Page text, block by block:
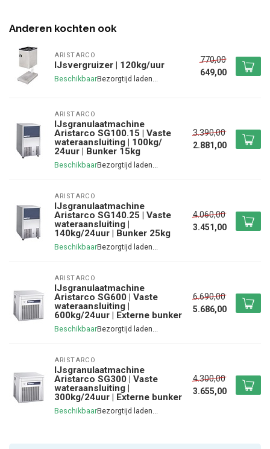
Anderen kochten ook
ARISTARCO
IJsvergruizer | 120kg/uur
Beschikbaar
770,00
649,00
ARISTARCO
IJsgranulaatmachine
Aristarco SG100.15 | Vaste
wateraansluiting | 100kg/
24uur | Bunker 15kg
Beschikbaar
3.390,00
2.881,00
ARISTARCO
IJsgranulaatmachine
Aristarco SG140.25 | Vaste
wateraansluiting |
140kg/24uur | Bunker 25kg
Beschikbaar
4.060,00
3.451,00
ARISTARCO
IJsgranulaatmachine
Aristarco SG600 | Vaste
wateraansluiting |
600kg/24uur | Externe bunker
Beschikbaar
6.690,00
5.686,00
ARISTARCO
IJsgranulaatmachine
Aristarco SG300 | Vaste
wateraansluiting |
300kg/24uur | Externe bunker
Beschikbaar
4.300,00
3.655,00